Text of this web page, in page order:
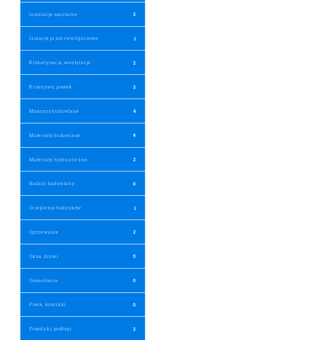
Instalacje sanitarne 3
Izolacje przeciwwilgociowe 1
Klimatyzacja, wentylacja 2
Kruszywo, piasek 3
Maszyny budowlane 4
Materiały budowlane 9
Materiały hydrauliczne 2
Nadzór budowlany 0
Ocieplenia budynków 1
Ogrzewanie 2
Okna, drzwi 5
Oświetlenie 0
Piece, kominki 0
Posadzki, podłogi 2